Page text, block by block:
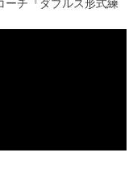
ーチ『ダブルス形式練